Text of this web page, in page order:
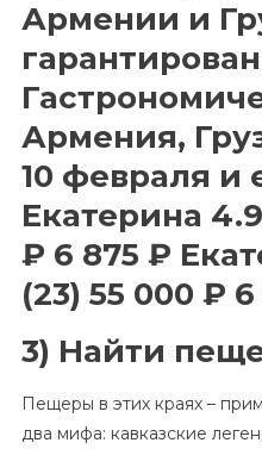
Армении и
гарантирован
Армения,
10 февраля и
Екатерина 4.9
₽ 6 875 ₽
(23) 55 000 ₽ 6
3) Найти
Пещеры в этих краях –
два мифа: кавказские